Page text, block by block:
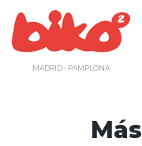
contenido
MADRID - PAMPLONA